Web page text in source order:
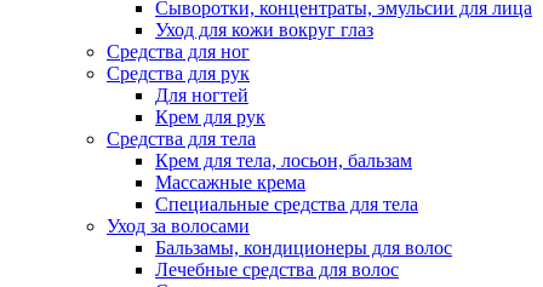
Сыворотки, концентраты, эмульсии для лица
Уход для кожи вокруг глаз
Средства для ног
Средства для рук
Для ногтей
Крем для рук
Средства для тела
Крем для тела, лосьон, бальзам
Массажные крема
Специальные средства для тела
Уход за волосами
Бальзамы, кондиционеры для волос
Лечебные средства для волос